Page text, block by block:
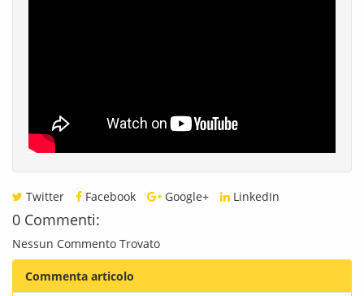
Twitter Facebook Google+ LinkedIn
0 Commenti:
Nessun Commento Trovato
Commenta articolo